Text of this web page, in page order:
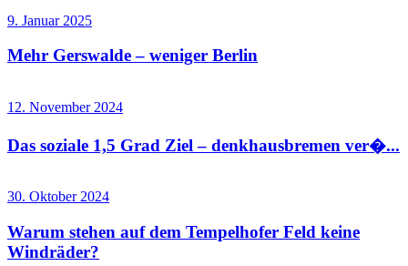
9. Januar 2025
Mehr Gerswalde – weniger Berlin
12. November 2024
Das soziale 1,5 Grad Ziel – denkhausbremen ver�...
30. Oktober 2024
Warum stehen auf dem Tempelhofer Feld keine
Windräder?